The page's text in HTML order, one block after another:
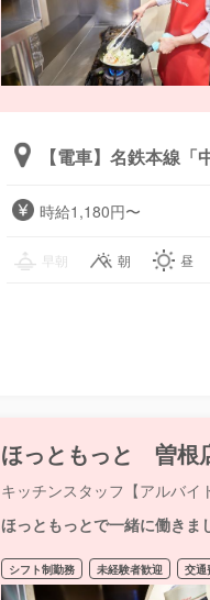
【電車】名鉄本線
時給1,180円〜
早朝 朝 昼
ほっともっと 曽根
キッチンスタッフ【アルバイ
ほっともっとで一緒に働き
シフト制勤務 未経験者歓迎 交通